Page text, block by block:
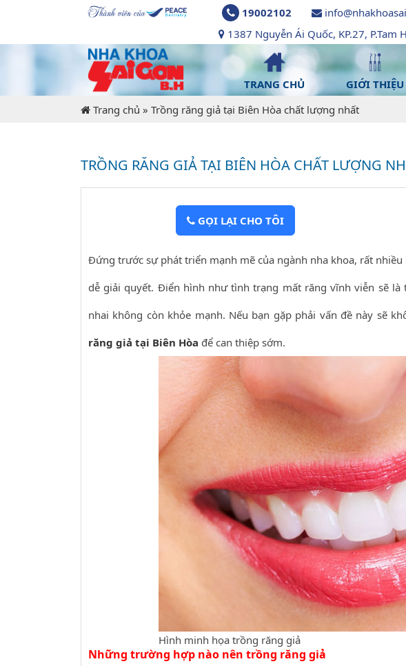
19002102
1387 Nguyễn Ái Quốc, KP.27, P.Tam
TRANG CHỦ GIỚI THIỆU
Trang chủ » Trồng răng giả tại Biên Hòa chất lượng nhất
TRỒNG RĂNG GIẢ TẠI BIÊN HÒA CHẤT LƯỢNG
GỌI LẠI CHO TÔI
Đứng trước sự phát triển mạnh mẽ của ngành nha khoa, rất
dễ giải quyết. Điển hình như tình trạng mất răng vĩnh viễn sẽ là
nhai không còn khỏe mạnh. Nếu bạn gặp phải vấn đề này sẽ
răng giả tại Biên Hòa để can thiệp sớm.
Hình minh họa trồng răng giả
Những trường hợp nào nên trồng răng giả